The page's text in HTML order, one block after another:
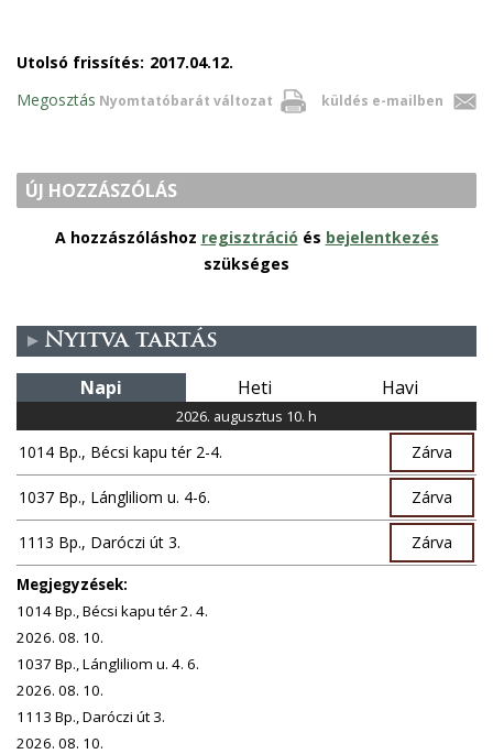
Utolsó frissítés: 2017.04.12.
Nyomtatóbarát változat küldés e-mailben
Megosztás
ÚJ HOZZÁSZÓLÁS
A hozzászóláshoz regisztráció és bejelentkezés
szükséges
Nyitva tartás
Napi Heti Havi
2026. augusztus 10. h
1014 Bp., Bécsi kapu tér 2-4. Zárva
1037 Bp., Lángliliom u. 4-6. Zárva
1113 Bp., Daróczi út 3. Zárva
Megjegyzések:
1014 Bp., Bécsi kapu tér 2. 4.
2026. 08. 10.
1037 Bp., Lángliliom u. 4. 6.
2026. 08. 10.
1113 Bp., Daróczi út 3.
2026. 08. 10.